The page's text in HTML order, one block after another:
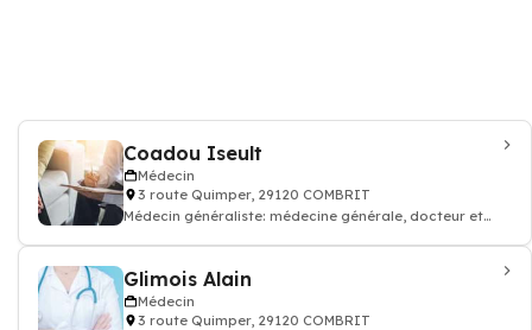
Coadou Iseult
Médecin
3 route Quimper, 29120 COMBRIT
Médecin généraliste: médecine générale, docteur et
Glimois Alain
Médecin
3 route Quimper, 29120 COMBRIT